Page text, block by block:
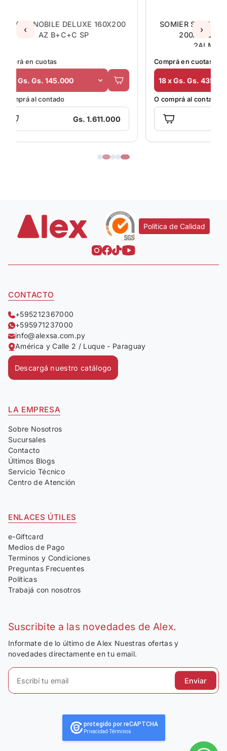
SOMIER SUPERSPUMA IMPERIAL
200X200 (B+C)GRIS +
Comprá en cuotas
18 x Gs. Gs. 435.000
O comprá al contado
Gs. 4.743.000
‹ ›
Política de Calidad
CONTACTO
+595212367000
+595971237000
info@alexsa.com.py
América y Calle 2 / Luque - Paraguay
Descargá nuestro catálogo
LA EMPRESA
Sobre Nosotros
Sucursales
Contacto
Últimos Blogs
Servicio Técnico
Centro de Atención
ENLACES ÚTILES
e-Giftcard
Medios de Pago
Terminos y Condiciones
Preguntas Frecuentes
Políticas
Trabajá con nosotros
Suscribite a las novedades de Alex.
Informate de lo último de Alex Nuestras ofertas y
novedades directamente en tu email.
Enviar
protegido por reCAPTCHA
Privacidad-Términos